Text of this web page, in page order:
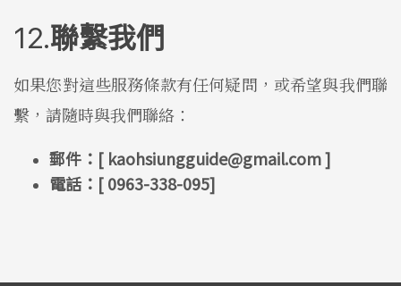
聯繫我們
如果您對這些服務條款有任何疑問，或希望與我們聯
繫，請隨時與我們聯絡：
郵件： [ kaohsiungguide@gmail.com ]
電話：[ 0963-338-095]